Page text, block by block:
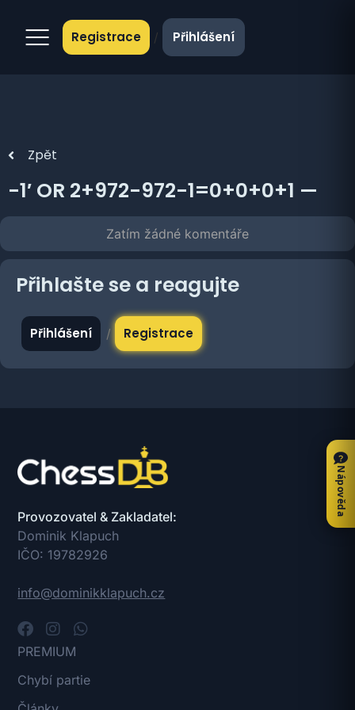
Registrace / Přihlášení
Zpět
-1′ OR 2+972-972-1=0+0+0+1 —
Zatím žádné komentáře
Přihlašte se a reagujte
Přihlášení / Registrace
Provozovatel & Zakladatel:
Dominik Klapuch
IČO: 19782926
info@dominikklapuch.cz
PREMIUM
Chybí partie
Nápověda